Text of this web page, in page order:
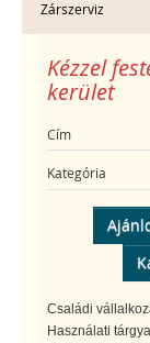
Zárszerviz
Kézzel
kerület
Cím
Kategória
Családi
Használati